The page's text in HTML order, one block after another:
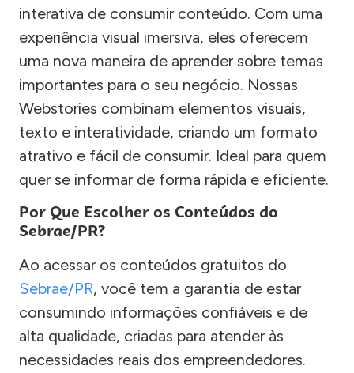
interativa de consumir conteúdo. Com uma
experiência visual imersiva, eles oferecem
uma nova maneira de aprender sobre temas
importantes para o seu negócio. Nossas
Webstories combinam elementos visuais,
texto e interatividade, criando um formato
atrativo e fácil de consumir. Ideal para quem
quer se informar de forma rápida e eficiente.
Por Que Escolher os Conteúdos do
Sebrae/PR?
Ao acessar os conteúdos gratuitos do
Sebrae/PR, você tem a garantia de estar
consumindo informações confiáveis e de
alta qualidade, criadas para atender às
necessidades reais dos empreendedores.